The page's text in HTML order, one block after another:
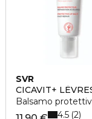
SVR
CICAVIT+
Balsamo
4.5 2